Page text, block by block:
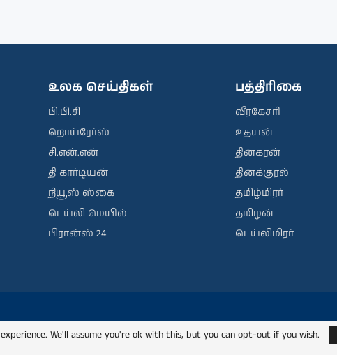
உலக செய்திகள்
பி.பி.சி
றொய்ரேர்ஸ்
சி.என்.என்
தி கார்டியன்
நியூஸ் ஸ்கை
டெய்லி மெயில்
பிரான்ஸ் 24
பத்திரிகை
வீரகேசரி
உதயன்
தினகரன்
தினக்குரல்
தமிழ்மிரர்
தமிழன்
டெய்லிமிரர்
We'll assume you're ok with this, but you can opt-out if you wish.